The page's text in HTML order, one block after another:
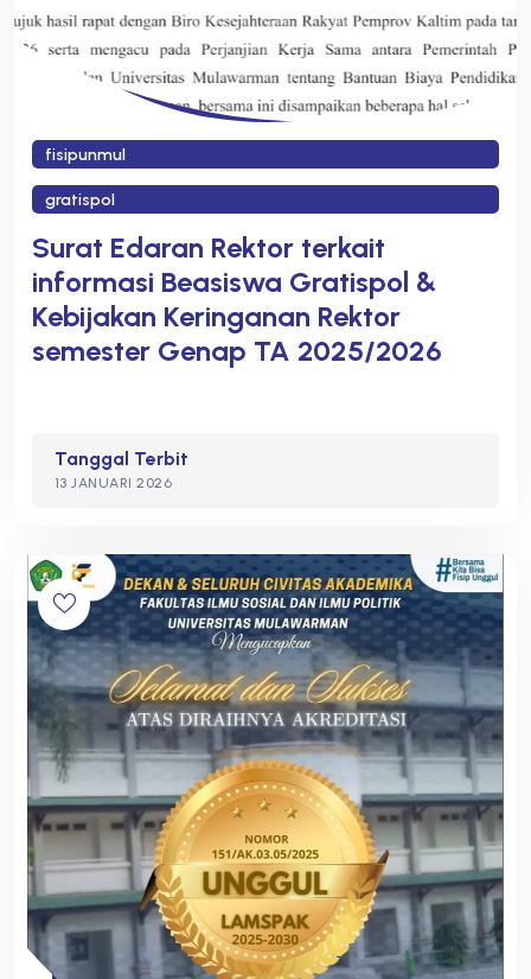
fisipunmul
gratispol
Surat Edaran Rektor terkait
informasi Beasiswa Gratispol &
Kebijakan Keringanan Rektor
semester Genap TA 2025/2026
Tanggal Terbit
13 JANUARI 2026